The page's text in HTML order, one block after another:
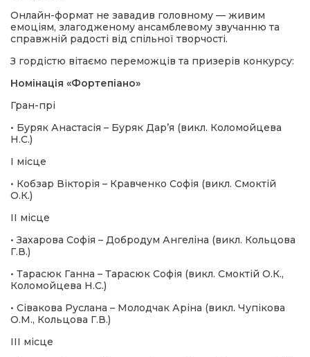
Онлайн-формат не завадив головному — живим
емоціям, злагодженому ансамблевому звучанню та
справжній радості від спільної творчості.
З гордістю вітаємо переможців та призерів конкурсу:
Номінація «Фортепіано»
Гран-прі
• Буряк Анастасія – Буряк Дар’я (викл. Коломойцева
Н.С.)
І місце
• Кобзар Вікторія – Кравченко Софія (викл. Смоктій
О.К.)
ІІ місце
• Захарова Софія – Добродум Ангеліна (викл. Кольцова
Г.В.)
• Тарасюк Ганна – Тарасюк Софія (викл. Смоктій О.К.,
Коломойцева Н.С.)
• Сівакова Руслана – Молодчак Аріна (викл. Чупікова
О.М., Кольцова Г.В.)
ІІІ місце